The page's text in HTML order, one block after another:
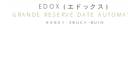
EDOX（エドックス）
GRANDE RESERVE DATE
80801-3BUCA-BUIN